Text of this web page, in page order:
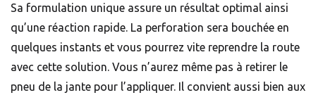
Sa formulation unique assure un résultat optimal ainsi
qu’une réaction rapide. La perforation sera bouchée en
quelques instants et vous pourrez vite reprendre la route
avec cette solution. Vous n’aurez même pas à retirer le
pneu de la jante pour l’appliquer. Il convient aussi bien aux